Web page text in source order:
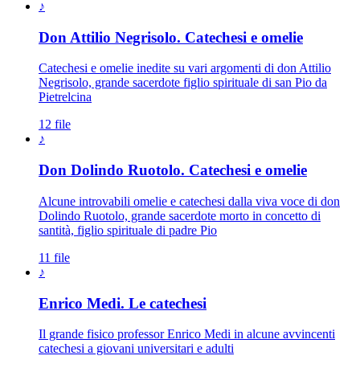
♪
Don Attilio Negrisolo. Catechesi e omelie
Catechesi e omelie inedite su vari argomenti di don Attilio
Negrisolo, grande sacerdote figlio spirituale di san Pio da
Pietrelcina
12 file
♪
Don Dolindo Ruotolo. Catechesi e omelie
Alcune introvabili omelie e catechesi dalla viva voce di don
Dolindo Ruotolo, grande sacerdote morto in concetto di
santità, figlio spirituale di padre Pio
11 file
♪
Enrico Medi. Le catechesi
Il grande fisico professor Enrico Medi in alcune avvincenti
catechesi a giovani universitari e adulti